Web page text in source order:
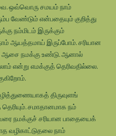
ஒவ்வொரு சமயம் நாம்
வேண்டும் என்பதையும் குறித்து
நம்மிடம் இருக்கும்
ஆயத்தமாய் இருப்போம். சரியான
ஆசை நமக்கு உண்டு. ஆனால்
என்று எமக்குத் தெரிவதில்லை.
திருவுளங்
சமாதானமாக நம்
நமக்குச் சரியான பாதையைக்
வழிகாட்டுதலை நாம்